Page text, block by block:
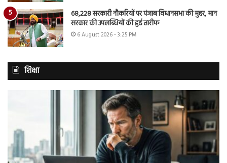
68,228 सरकारी नौकरियों पर पंजाब विधानसभा की मुहर, मान
सरकार की उपलब्धियों की हुई तारीफ
6 August 2026 - 3:25 PM
शिक्षा